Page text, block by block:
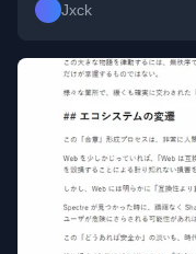
Jxck